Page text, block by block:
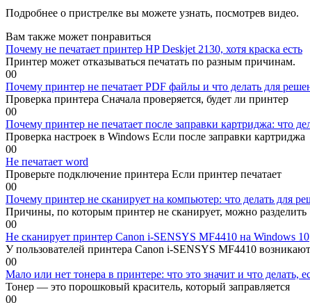
Подробнее о пристрелке вы можете узнать, посмотрев видео.
Вам также может понравиться
Почему не печатает принтер HP Deskjet 2130, хотя краска есть
Принтер может отказываться печатать по разным причинам.
00
Почему принтер не печатает PDF файлы и что делать для
Проверка принтера Сначала проверяется, будет ли принтер
00
Почему принтер не печатает после заправки картриджа: что
Проверка настроек в Windows Если после заправки картриджа
00
Не печатает word
Проверьте подключение принтера Если принтер печатает
00
Почему принтер не сканирует на компьютер: что делать для
Причины, по которым принтер не сканирует, можно разделить
00
Не сканирует принтер Canon i-SENSYS MF4410 на Windows 10
У пользователей принтера Canon i-SENSYS MF4410 возникают
00
Мало или нет тонера в принтере: что это значит и что делать,
Тонер — это порошковый краситель, который заправляется
00